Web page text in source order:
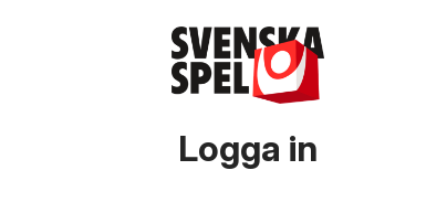
Logga in